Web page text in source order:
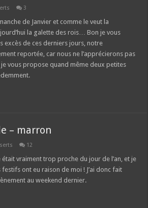
3
de Janvier et comme le veut la
la galette des rois… Bon je vous
excès de ces derniers jours, notre
reportée, car nous ne l’apprécierons pas
vous propose quand même deux petites
– marron
12
était vraiment trop proche du jour de l’an, et je
ont eu raison de moi ! J’ai donc fait
au weekend dernier.